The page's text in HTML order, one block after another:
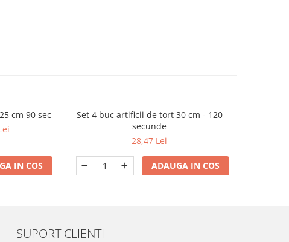
cm 90 sec
IN COS
Set 4 buc artificii de tort 30 cm - 120
secunde
28,47 Lei
ADAUGA IN COS
SUPORT CLIENTI